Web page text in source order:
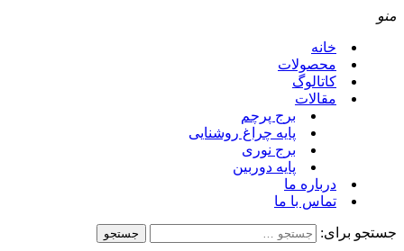
منو
خانه
محصولات
کاتالوگ
مقالات
برج پرچم
پایه چراغ روشنایی
برج نوری
پایه دوربین
درباره ما
تماس با ما
جستجو برای: